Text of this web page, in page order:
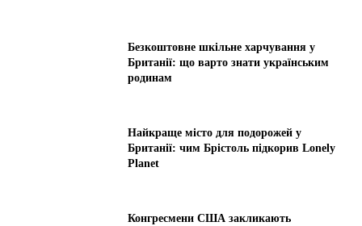
Безкоштовне шкільне харчування у
Британії: що варто знати українським
родинам
Найкраще місто для подорожей у
Британії: чим Брістоль підкорив Lonely
Planet
Конгресмени США закликають